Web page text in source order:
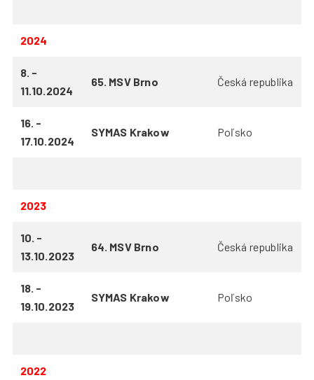
2024
8. -
11.10.2024
65. MSV Brno Česká republika
16. -
17.10.2024
SYMAS Krakow Poľsko
2023
10. -
13.10.2023
64. MSV Brno Česká republika
18. -
19.10.2023
SYMAS Krakow Poľsko
2022